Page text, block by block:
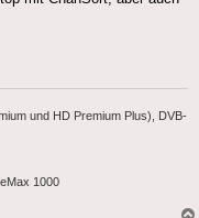
und HD Premium Plus), DVB-
1000